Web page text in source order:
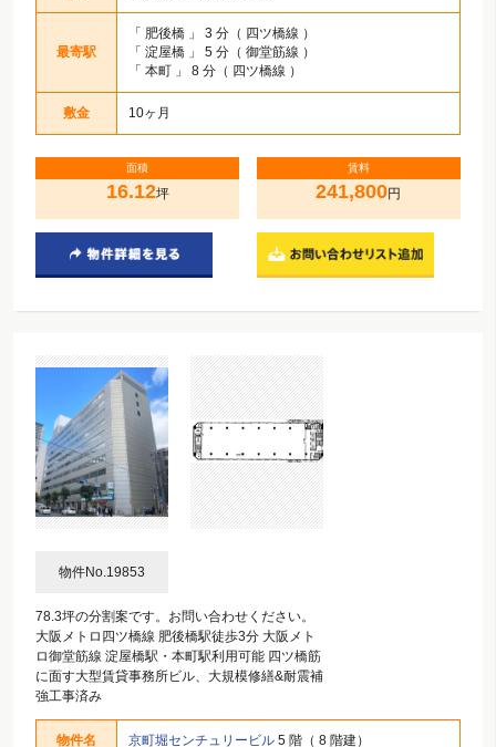
最寄駅
「 肥後橋 」 3 分（ 四ツ橋線 ）
「 淀屋橋 」 5 分（ 御堂筋線 ）
「 本町 」 8 分（ 四ツ橋線 ）
敷金 10ヶ月
面積
16.12坪
賃料
241,800円
物件No.19853
78.3坪の分割案です。お問い合わせください。
大阪メトロ四ツ橋線 肥後橋駅徒歩3分 大阪メト
ロ御堂筋線 淀屋橋駅・本町駅利用可能 四ツ橋筋
に面す大型賃貸事務所ビル、大規模修繕&耐震補
強工事済み
物件名 京町堀センチュリービル 5 階（ 8 階建）